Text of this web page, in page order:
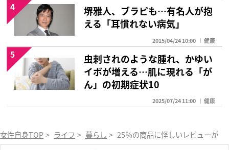
堺雅人、ブラピも…有名人が抱
える「耳慣れない病気」
2015/04/24 10:00 健康
4
虫刺されのような腫れ、かゆい
イボが増える…肌に現れる「が
ん」の初期症状10
2025/07/24 11:00 健康
5
女性自身TOP > ライフ > 暮らし > 25％の商品に怪しいレビューが